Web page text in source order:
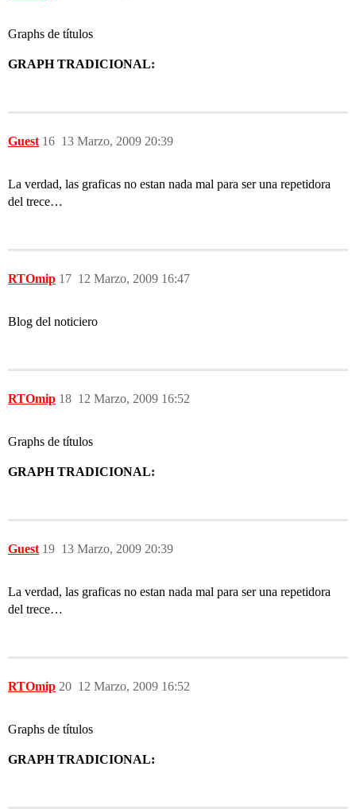
Graphs de títulos
GRAPH TRADICIONAL:
Guest 13 Marzo, 2009 20:39
16
La verdad, las graficas no estan nada mal para ser una repetidora
del trece…
RTOmip 12 Marzo, 2009 16:47
17
Blog del noticiero
RTOmip 12 Marzo, 2009 16:52
18
Graphs de títulos
GRAPH TRADICIONAL:
Guest 13 Marzo, 2009 20:39
19
La verdad, las graficas no estan nada mal para ser una repetidora
del trece…
RTOmip 12 Marzo, 2009 16:52
20
Graphs de títulos
GRAPH TRADICIONAL: